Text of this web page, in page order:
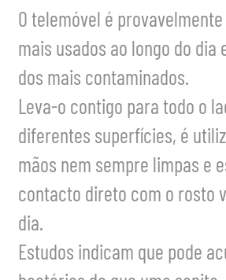
O telemóvel é
mais usados ao longo do dia
dos mais contaminados.
Leva-o contigo para todo o
diferentes superfícies, é
mãos nem sempre limpas e
contacto direto com o rosto
dia.
Estudos indicam que pode